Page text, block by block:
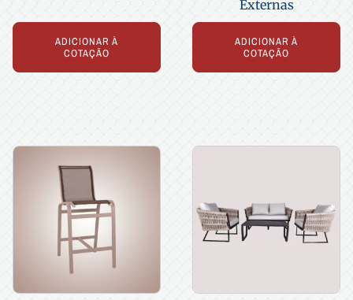
ADICIONAR À
COTAÇÃO
Externas
ADICIONAR À
COTAÇÃO